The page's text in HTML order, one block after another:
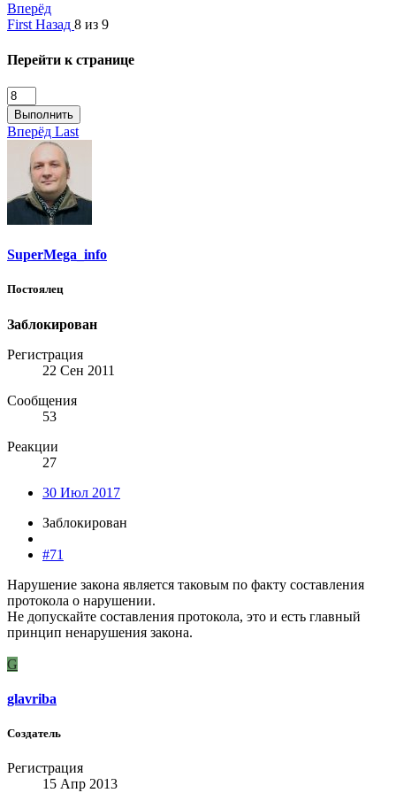
Вперёд
First Назад 8 из 9
Перейти к странице
Выполнить
Вперёд Last
SuperMega_info
Постоялец
Заблокирован
Регистрация
22 Сен 2011
Сообщения
53
Реакции
27
30 Июл 2017
Заблокирован
#71
Нарушение закона является таковым по факту составления
протокола о нарушении.
Не допускайте составления протокола, это и есть главный
принцип ненарушения закона.
G
glavriba
Создатель
Регистрация
15 Апр 2013